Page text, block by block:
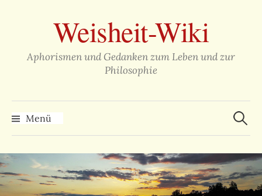
überspringenWeisheit-Wiki
Aphorismen und Gedanken zum Leben und zur
Philosophie
Menü
Suchen
nach: